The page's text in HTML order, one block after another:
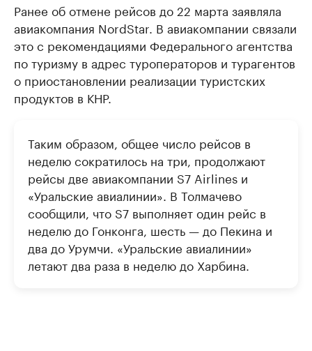
Ранее об отмене рейсов до 22 марта заявляла
авиакомпания NordStar. В авиакомпании связали
это с рекомендациями Федерального агентства
по туризму в адрес туроператоров и турагентов
о приостановлении реализации туристских
продуктов в КНР.
Таким образом, общее число рейсов в
неделю сократилось на три, продолжают
рейсы две авиакомпании S7 Airlines и
«Уральские авиалинии». В Толмачево
сообщили, что S7 выполняет один рейс в
неделю до Гонконга, шесть — до Пекина и
два до Урумчи. «Уральские авиалинии»
летают два раза в неделю до Харбина.